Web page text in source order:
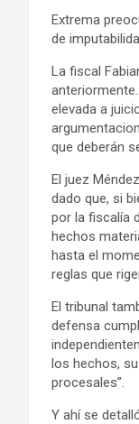
Extrema
de
La fiscal
elevada a
que deberán
El juez
dado que, si
por la fiscalía
hechos
hasta el
reglas que
El tribunal
defensa
los hechos,
procesales”.
Y ahí se